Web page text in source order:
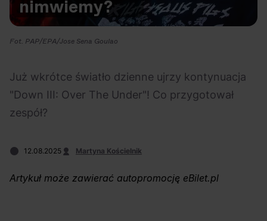
Na czasie
Polecane
prawdziwym fanem
Chivasa?
KAMAAAN nową
inicjatywą eBilet
jednoczącą fanów
nimwiemy?
Fot. PAP/EPA/Jose Sena Goulao
Już wkrótce światło dzienne ujrzy kontynuacja
"Down III: Over The Under"! Co przygotował
zespół?
12.08.2025 Martyna Kościelnik
Artykuł może zawierać autopromocję eBilet.pl